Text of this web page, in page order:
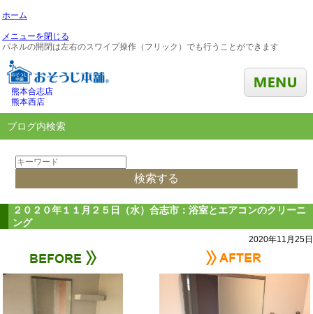
ホーム
メニューを閉じる
パネルの開閉は左右のスワイプ操作（フリック）でも行うことができます
熊本合志店
熊本西店
ブログ内検索
２０２０年１１月２５日（水）合志市：浴室とエアコンのクリーニ
ング
2020年11月25日